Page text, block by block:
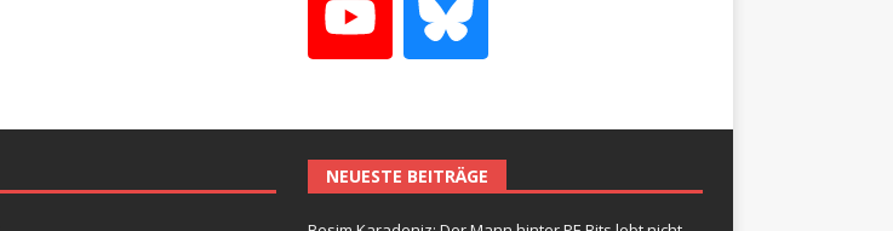
NEUESTE BEITRÄGE